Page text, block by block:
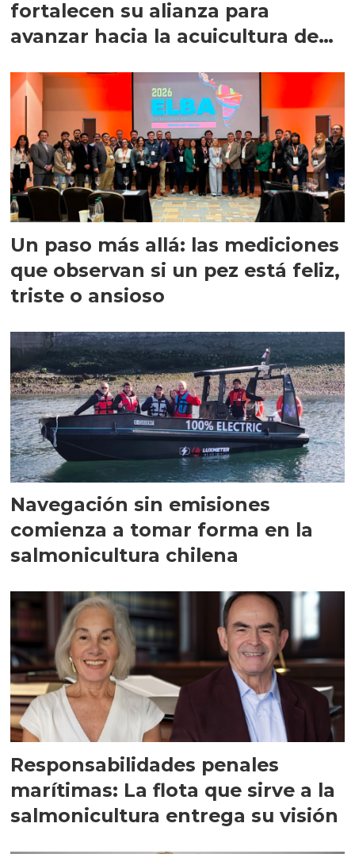
fortalecen su alianza para
avanzar hacia la acuicultura de
Un paso más allá: las mediciones
que observan si un pez está feliz,
triste o ansioso
Navegación sin emisiones
comienza a tomar forma en la
salmonicultura chilena
Responsabilidades penales
marítimas: La flota que sirve a la
salmonicultura entrega su visión